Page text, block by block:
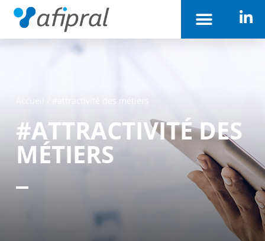
#attractivité des métiers
#ATTRACTIVITÉ DES
MÉTIERS